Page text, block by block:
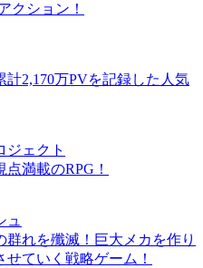
クション！
2,170万PVを記録した人気
ジェクト
満載のRPG！
ュ
れを殲滅！巨大メカを作り
ていく戦略ゲーム！